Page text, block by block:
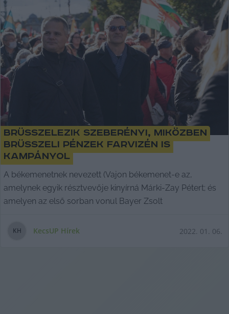
Brüsszelezik Szeberényi, miközben
brüsszeli pénzek farvizén is
kampányol
A békemenetnek nevezett (Vajon békemenet-e az,
amelynek egyik résztvevője kinyírná Márki-Zay Pétert; és
amelyen az első sorban vonul Bayer Zsolt
KH KecsUP Hírek 2022. 01. 06.